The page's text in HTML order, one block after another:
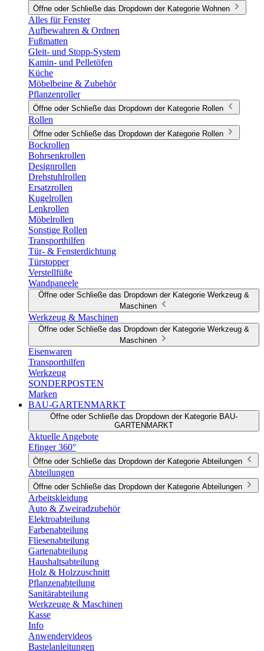
Öffne oder Schließe das Dropdown der Kategorie Wohnen
Alles für Fenster
Aufbewahren & Ordnen
Fußmatten
Gleit- und Stopp-System
Kamin- und Pelletöfen
Küche
Möbelbeine & Zubehör
Pflanzenroller
Öffne oder Schließe das Dropdown der Kategorie Rollen
Rollen
Öffne oder Schließe das Dropdown der Kategorie Rollen
Bockrollen
Bohrsenkrollen
Designrollen
Drehstuhlrollen
Ersatzrollen
Kugelrollen
Lenkrollen
Möbelrollen
Sonstige Rollen
Transporthilfen
Tür- & Fensterdichtung
Türstopper
Verstellfüße
Wandpaneele
Öffne oder Schließe das Dropdown der Kategorie Werkzeug &
Maschinen
Werkzeug & Maschinen
Öffne oder Schließe das Dropdown der Kategorie Werkzeug &
Maschinen
Eisenwaren
Transporthilfen
Werkzeug
SONDERPOSTEN
Marken
BAU-GARTENMARKT
Öffne oder Schließe das Dropdown der Kategorie BAU-
GARTENMARKT
Aktuelle Angebote
Efinger 360°
Öffne oder Schließe das Dropdown der Kategorie Abteilungen
Abteilungen
Öffne oder Schließe das Dropdown der Kategorie Abteilungen
Arbeitskleidung
Auto & Zweiradzubehör
Elektroabteilung
Farbenabteilung
Fliesenabteilung
Gartenabteilung
Haushaltsabteilung
Holz & Holzzuschnitt
Pflanzenabteilung
Sanitärabteilung
Werkzeuge & Maschinen
Kasse
Info
Anwendervideos
Bastelanleitungen